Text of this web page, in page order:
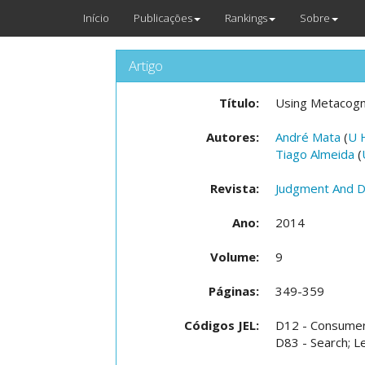
Início Publicações Rankings Sobre
Artigo
Título: Using
Autores: André Mata (U
Tiago Almeida (
Revista: Judgment And
Ano: 2014
Volume: 9
Páginas: 349-359
Códigos JEL:
D12 -
D83 - Search;